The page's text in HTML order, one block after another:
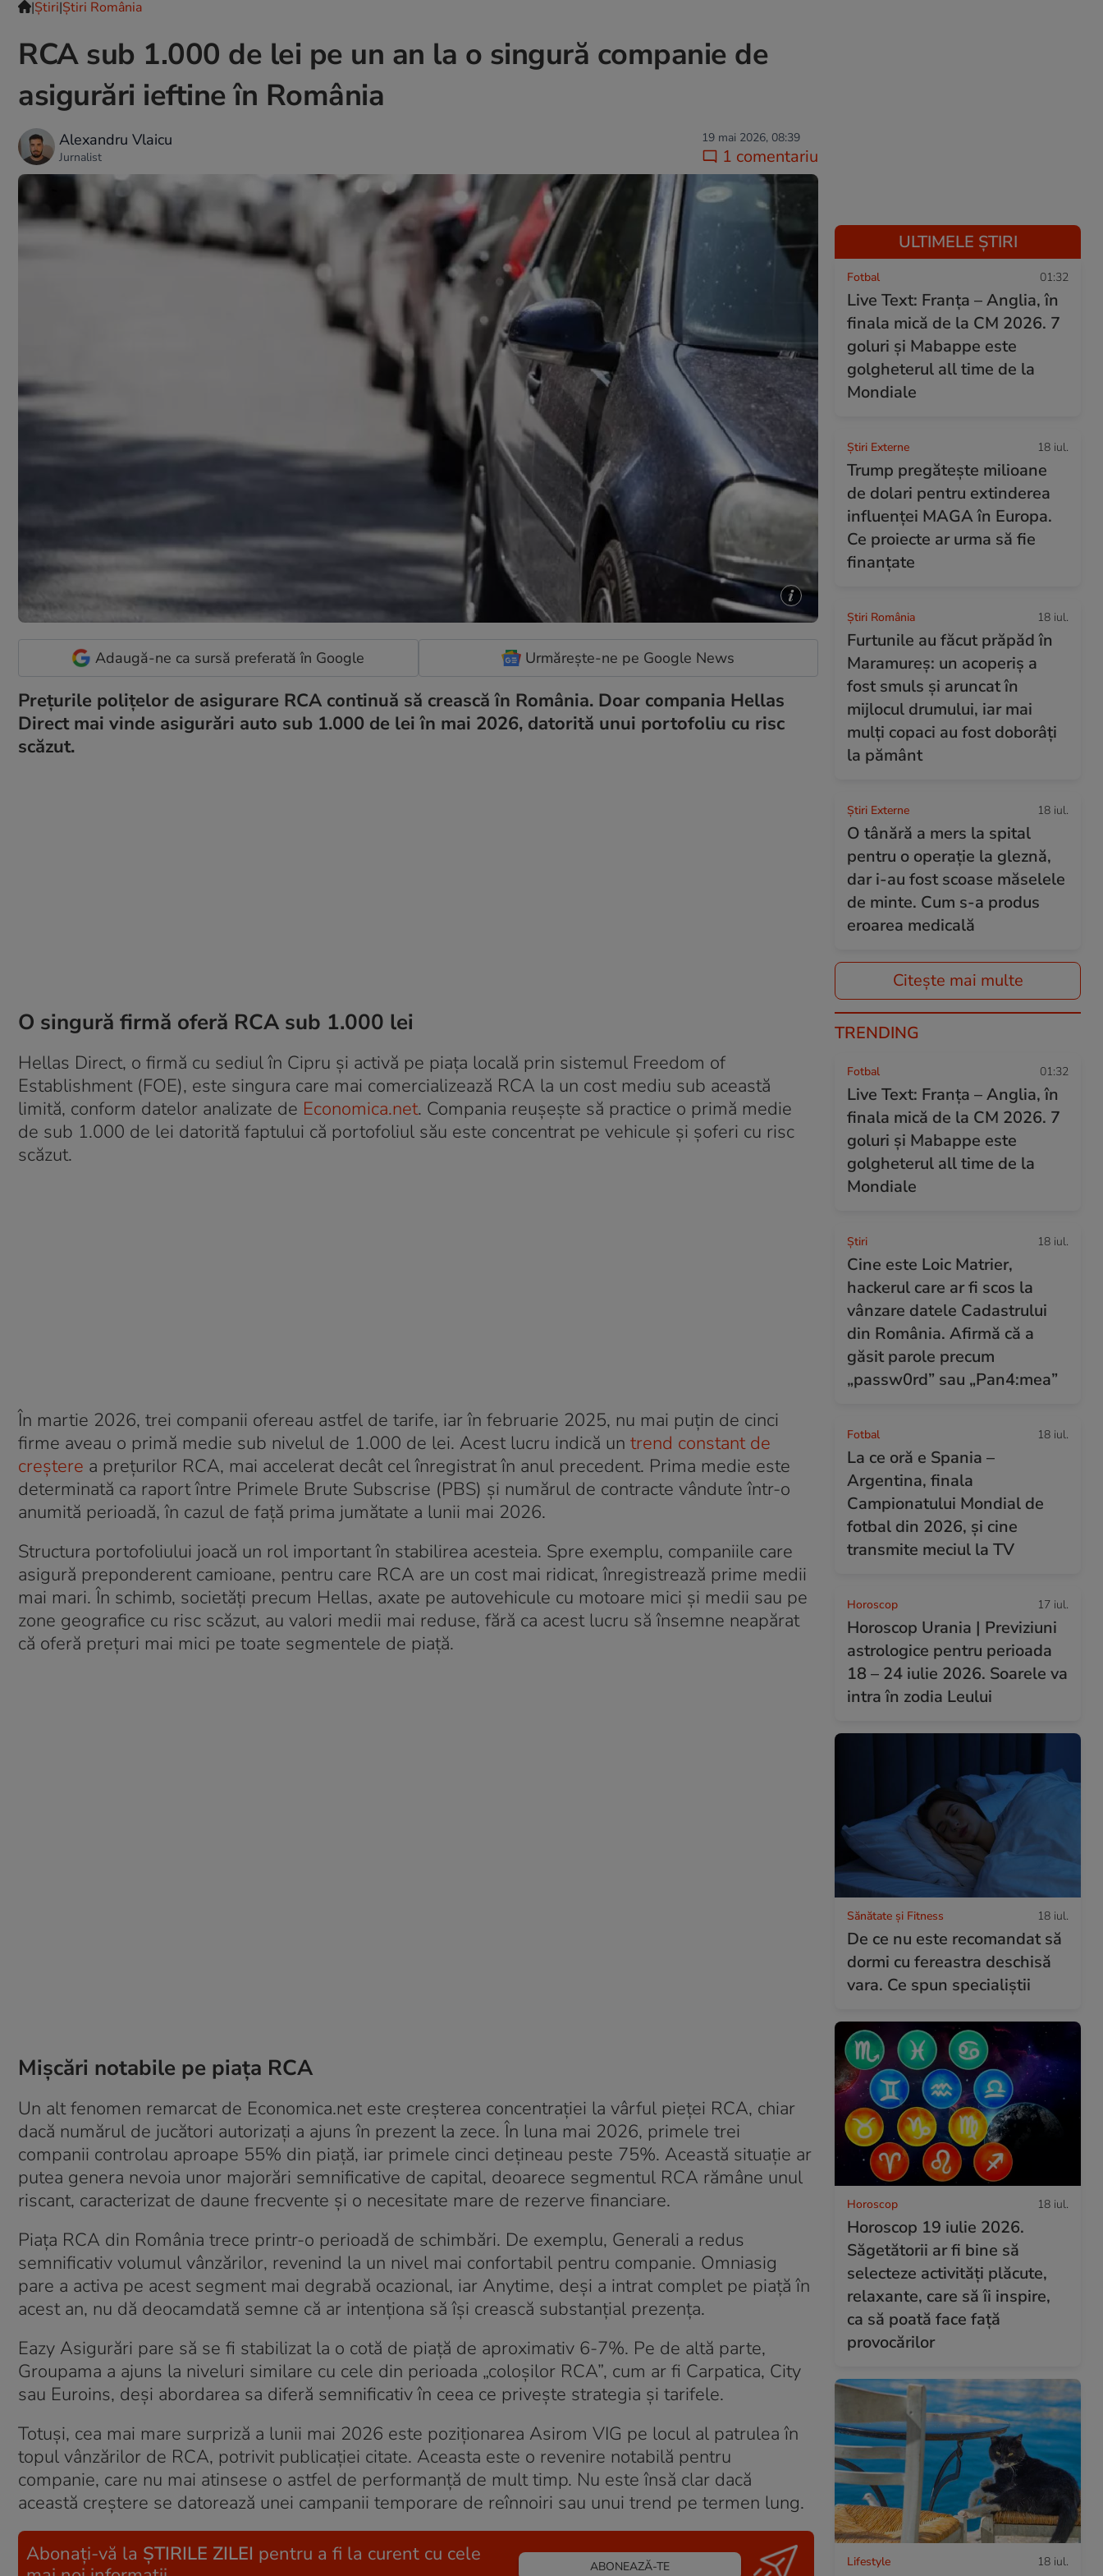
|Ştiri|Știri România
RCA sub 1.000 de lei pe un an la o singură companie de
asigurări ieftine în România
Alexandru Vlaicu
Jurnalist
19 mai 2026, 08:39
1 comentariu
Adaugă-ne ca sursă preferată în Google Urmărește-ne pe Google News
Prețurile polițelor de asigurare RCA continuă să crească în România. Doar compania Hellas
Direct mai vinde asigurări auto sub 1.000 de lei în mai 2026, datorită unui portofoliu cu risc
scăzut.
O singură firmă oferă RCA sub 1.000 lei
Hellas Direct, o firmă cu sediul în Cipru și activă pe piața locală prin sistemul Freedom of
Establishment (FOE), este singura care mai comercializează RCA la un cost mediu sub această
limită, conform datelor analizate de Economica.net. Compania reușește să practice o primă medie
de sub 1.000 de lei datorită faptului că portofoliul său este concentrat pe vehicule și șoferi cu risc
scăzut.
În martie 2026, trei companii ofereau astfel de tarife, iar în februarie 2025, nu mai puțin de cinci
firme aveau o primă medie sub nivelul de 1.000 de lei. Acest lucru indică un trend constant de
creștere a prețurilor RCA, mai accelerat decât cel înregistrat în anul precedent. Prima medie este
determinată ca raport între Primele Brute Subscrise (PBS) și numărul de contracte vândute într-o
anumită perioadă, în cazul de față prima jumătate a lunii mai 2026.
Structura portofoliului joacă un rol important în stabilirea acesteia. Spre exemplu, companiile care
asigură preponderent camioane, pentru care RCA are un cost mai ridicat, înregistrează prime medii
mai mari. În schimb, societăți precum Hellas, axate pe autovehicule cu motoare mici și medii sau pe
zone geografice cu risc scăzut, au valori medii mai reduse, fără ca acest lucru să însemne neapărat
că oferă prețuri mai mici pe toate segmentele de piață.
Mișcări notabile pe piața RCA
Un alt fenomen remarcat de Economica.net este creșterea concentrației la vârful pieței RCA, chiar
dacă numărul de jucători autorizați a ajuns în prezent la zece. În luna mai 2026, primele trei
companii controlau aproape 55% din piață, iar primele cinci dețineau peste 75%. Această situație ar
putea genera nevoia unor majorări semnificative de capital, deoarece segmentul RCA rămâne unul
riscant, caracterizat de daune frecvente și o necesitate mare de rezerve financiare.
Piața RCA din România trece printr-o perioadă de schimbări. De exemplu, Generali a redus
semnificativ volumul vânzărilor, revenind la un nivel mai confortabil pentru companie. Omniasig
pare a activa pe acest segment mai degrabă ocazional, iar Anytime, deși a intrat complet pe piață în
acest an, nu dă deocamdată semne că ar intenționa să își crească substanțial prezența.
Eazy Asigurări pare să se fi stabilizat la o cotă de piață de aproximativ 6-7%. Pe de altă parte,
Groupama a ajuns la niveluri similare cu cele din perioada „coloșilor RCA”, cum ar fi Carpatica, City
sau Euroins, deși abordarea sa diferă semnificativ în ceea ce privește strategia și tarifele.
Totuși, cea mai mare surpriză a lunii mai 2026 este poziționarea Asirom VIG pe locul al patrulea în
topul vânzărilor de RCA, potrivit publicației citate. Aceasta este o revenire notabilă pentru
companie, care nu mai atinsese o astfel de performanță de mult timp. Nu este însă clar dacă
această creștere se datorează unei campanii temporare de reînnoiri sau unui trend pe termen lung.
Abonați-vă la ȘTIRILE ZILEI pentru a fi la curent cu cele
ABONEAZĂ-TE
ULTIMELE ȘTIRI
Fotbal 01:32
Live Text: Franța – Anglia, în
finala mică de la CM 2026. 7
goluri și Mabappe este
golgheterul all time de la
Mondiale
Știri Externe 18 iul.
Trump pregătește milioane
de dolari pentru extinderea
influenței MAGA în Europa.
Ce proiecte ar urma să fie
finanțate
Știri România 18 iul.
Furtunile au făcut prăpăd în
Maramureș: un acoperiș a
fost smuls și aruncat în
mijlocul drumului, iar mai
mulți copaci au fost doborâți
la pământ
Știri Externe 18 iul.
O tânără a mers la spital
pentru o operație la gleznă,
dar i-au fost scoase măselele
de minte. Cum s-a produs
eroarea medicală
Citește mai multe
TRENDING
Fotbal 01:32
Live Text: Franța – Anglia, în
finala mică de la CM 2026. 7
goluri și Mabappe este
golgheterul all time de la
Mondiale
Ştiri 18 iul.
Cine este Loic Matrier,
hackerul care ar fi scos la
vânzare datele Cadastrului
din România. Afirmă că a
găsit parole precum
„passw0rd” sau „Pan4:mea”
Fotbal 18 iul.
La ce oră e Spania –
Argentina, finala
Campionatului Mondial de
fotbal din 2026, și cine
transmite meciul la TV
Horoscop 17 iul.
Horoscop Urania | Previziuni
astrologice pentru perioada
18 – 24 iulie 2026. Soarele va
intra în zodia Leului
Sănătate și Fitness 18 iul.
De ce nu este recomandat să
dormi cu fereastra deschisă
vara. Ce spun specialiștii
Horoscop 18 iul.
Horoscop 19 iulie 2026.
Săgetătorii ar fi bine să
selecteze activități plăcute,
relaxante, care să îi inspire,
ca să poată face față
provocărilor
Lifestyle 18 iul.